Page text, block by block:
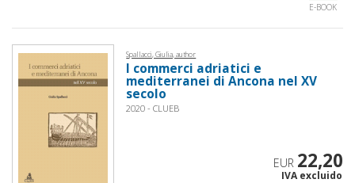
E-BOOK
Spallacci, Giulia, author
I commerci adriatici e
mediterranei di Ancona nel XV
secolo
2020 - CLUEB
EUR 22,20
IVA excluido